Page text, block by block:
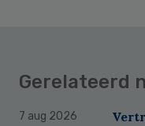
Gerelateerd
7 aug 2026